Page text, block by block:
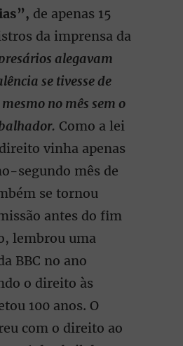
de apenas 15
da imprensa da
alegavam
se tivesse de
no mês sem o
Como a lei
vinha apenas
segundo mês de
se tornou
antes do fim
lembrou uma
BBC no ano
o direito às
100 anos. O
com o direito ao